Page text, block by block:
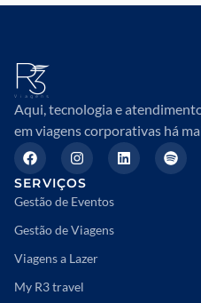
Aqui, tecnologia e
em viagens corporativas há
SERVIÇOS
Gestão de Eventos
Gestão de Viagens
Viagens a Lazer
My R3 travel